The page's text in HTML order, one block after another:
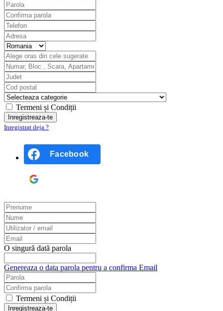
Termeni și Condiții
Inregistrat deja ?
Facebook
O singură dată parola
Genereaza o data parola pentru a confirma Email
Termeni și Condiții